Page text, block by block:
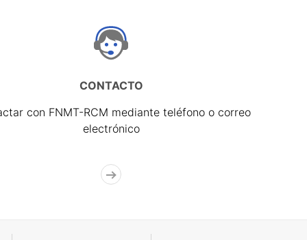
CONTACTO
con FNMT-RCM mediante teléfono o correo
electrónico